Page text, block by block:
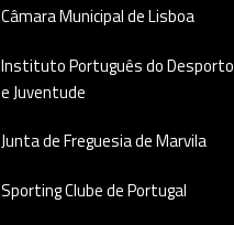
Câmara Municipal de Lisboa
Instituto Português do Desporto
e Juventude
Junta de Freguesia de Marvila
Sporting Clube de Portugal